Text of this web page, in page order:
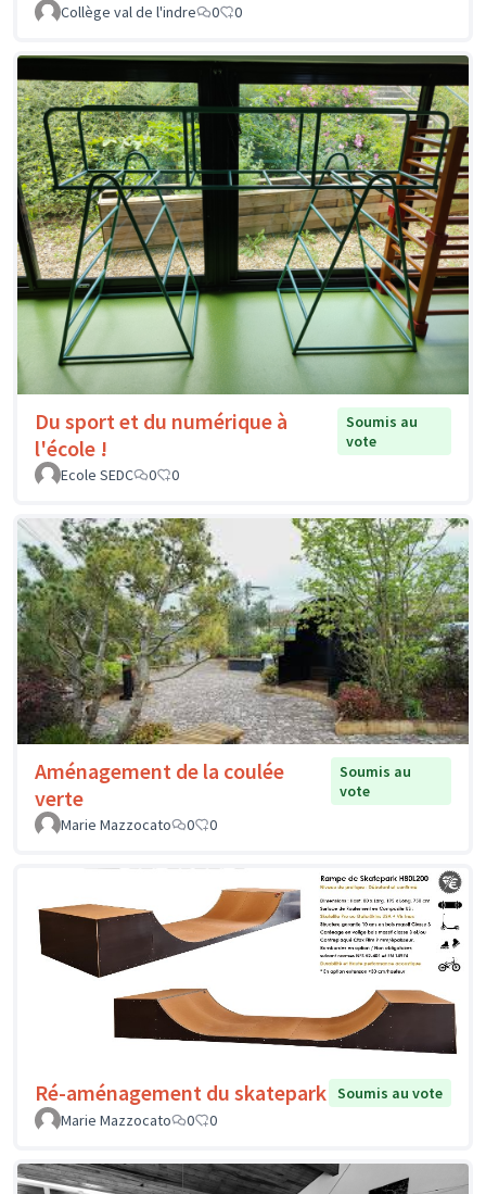
Collège val de l'indre
0 0
Du sport et du numérique à
l'école !
Soumis au
vote
Ecole SEDC
0 0
Aménagement de la coulée
verte
Soumis au
vote
Marie Mazzocato
0 0
Ré-aménagement du skatepark Soumis au vote
Marie Mazzocato
0 0